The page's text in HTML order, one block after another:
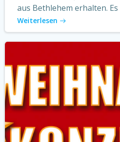
aus Bethlehem erhalten.
Weiterlesen